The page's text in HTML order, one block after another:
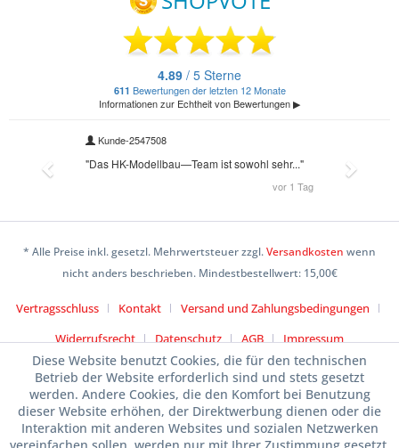
* Alle Preise inkl. gesetzl. Mehrwertsteuer zzgl.Versandkosten wenn
nicht anders beschrieben. Mindestbestellwert: 15,00€
Vertragsschluss Kontakt
Versand und Zahlungsbedingungen
Widerrufsrecht
Datenschutz AGB Impressum
Diese Website benutzt Cookies, die für den technischen
Betrieb der Website erforderlich sind und stets gesetzt
werden. Andere Cookies, die den Komfort bei Benutzung
dieser Website erhöhen, der Direktwerbung dienen oder die
Interaktion mit anderen Websites und sozialen Netzwerken